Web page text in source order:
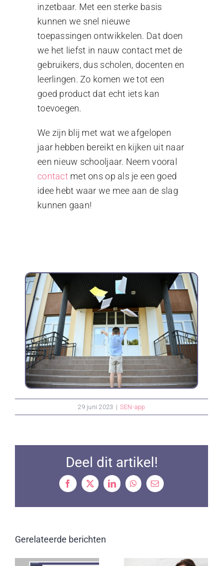
inzetbaar. Met een sterke basis
kunnen we snel nieuwe
toepassingen ontwikkelen. Dat doen
we het liefst in nauw contact met de
gebruikers, dus scholen, docenten en
leerlingen. Zo komen we tot een
goed product dat echt iets kan
toevoegen.
We zijn blij met wat we afgelopen
jaar hebben bereikt en kijken uit naar
een nieuw schooljaar. Neem vooral
contact met ons op als je een goed
idee hebt waar we mee aan de slag
kunnen gaan!
29 juni 2023 | SEN-app
Deel dit artikel!
Facebook
X LinkedInWhatsApp
Email
Gerelateerde berichten